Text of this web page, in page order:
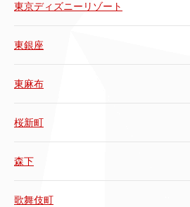
東京ディズニーリゾート
東銀座
東麻布
桜新町
森下
歌舞伎町